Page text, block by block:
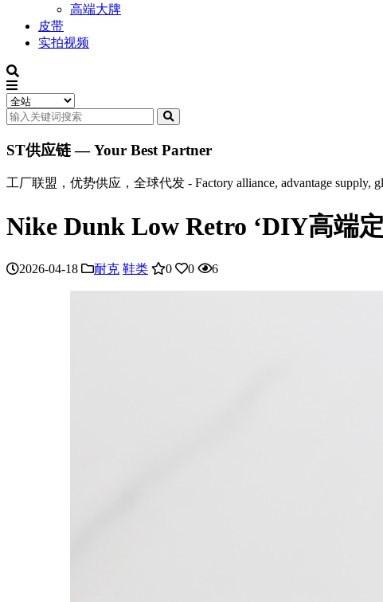
高端大牌
皮带
实拍视频
ST供应链 — Your Best Partner
工厂联盟，优势供应，全球代发 - Factory alliance, advantage supply,
Nike Dunk Low Retro ‘DIY高端
2026-04-18 耐克 鞋类 0 0 6